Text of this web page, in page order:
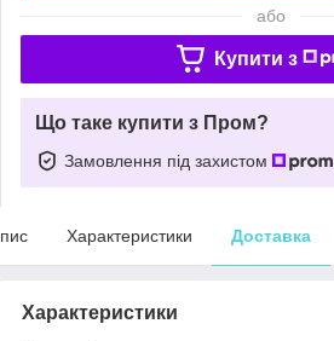
або
Купити з
Що таке купити з Пром?
Замовлення під захистом
Характеристики Доставка
Характеристики